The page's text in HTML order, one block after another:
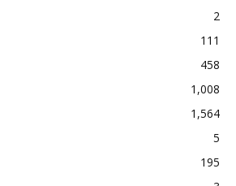
2
111
458
1,008
1,564
5
195